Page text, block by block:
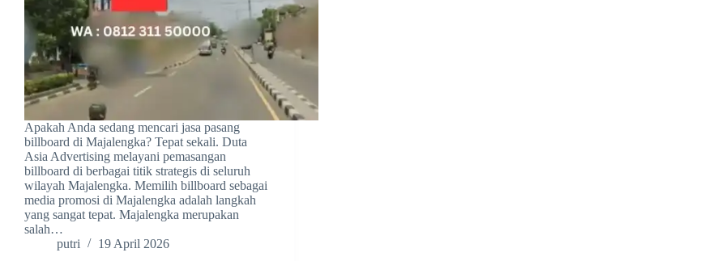
Apakah Anda sedang mencari jasa pasang
billboard di Majalengka? Tepat sekali. Duta
Asia Advertising melayani pemasangan
billboard di berbagai titik strategis di seluruh
wilayah Majalengka. Memilih billboard sebagai
media promosi di Majalengka adalah langkah
yang sangat tepat. Majalengka merupakan
salah…
putri
19 April 2026